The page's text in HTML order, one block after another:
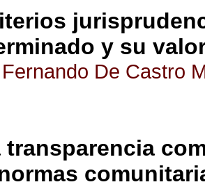
y su
De Castro
transparencia